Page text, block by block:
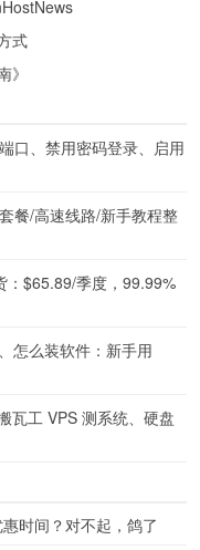
式
》
口、禁用密码登录、启用
餐/高速线路/新手教程整
：$65.89/季度，99.99%
怎么装软件：新手用
瓦工 VPS 测系统、硬盘
时间？对不起，鸽了